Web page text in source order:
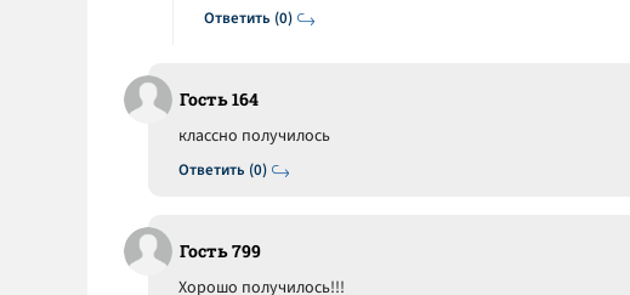
Ответить (0)
Гость 164
Ответить (0)
классно получилось
Гость 799
Хорошо получилось!!!